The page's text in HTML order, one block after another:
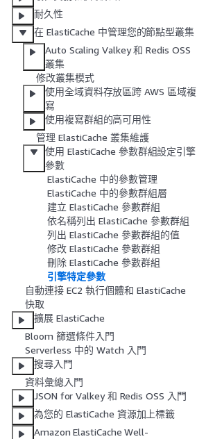
耐久性
在 ElastiCache 中管理您的節點型叢集
Auto Scaling Valkey 和 Redis OSS
叢集
修改叢集模式
使用全域資料存放區跨 AWS 區域複
寫
使用複寫群組的高可用性
管理 ElastiCache 叢集維護
使用 ElastiCache 參數群組設定引擎
參數
ElastiCache 中的參數管理
ElastiCache 中的參數群組層
建立 ElastiCache 參數群組
依名稱列出 ElastiCache 參數群組
列出 ElastiCache 參數群組的值
修改 ElastiCache 參數群組
刪除 ElastiCache 參數群組
引擎特定參數
自動連接 EC2 執行個體和 ElastiCache
快取
擴展 ElastiCache
Bloom 篩選條件入門
Serverless 中的 Watch 入門
搜尋入門
資料彙總入門
JSON for Valkey 和 Redis OSS 入門
為您的 ElastiCache 資源加上標籤
Amazon ElastiCache Well-